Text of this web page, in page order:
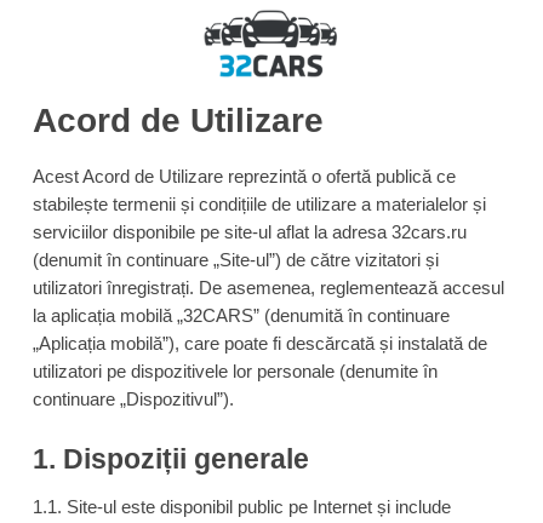
Acord de Utilizare
Acest Acord de Utilizare reprezintă o ofertă publică ce
stabilește termenii și condițiile de utilizare a materialelor și
serviciilor disponibile pe site-ul aflat la adresa 32cars.ru
(denumit în continuare „Site-ul”) de către vizitatori și
utilizatori înregistrați. De asemenea, reglementează accesul
la aplicația mobilă „32CARS” (denumită în continuare
„Aplicația mobilă”), care poate fi descărcată și instalată de
utilizatori pe dispozitivele lor personale (denumite în
continuare „Dispozitivul”).
1. Dispoziții generale
1.1. Site-ul este disponibil public pe Internet și include